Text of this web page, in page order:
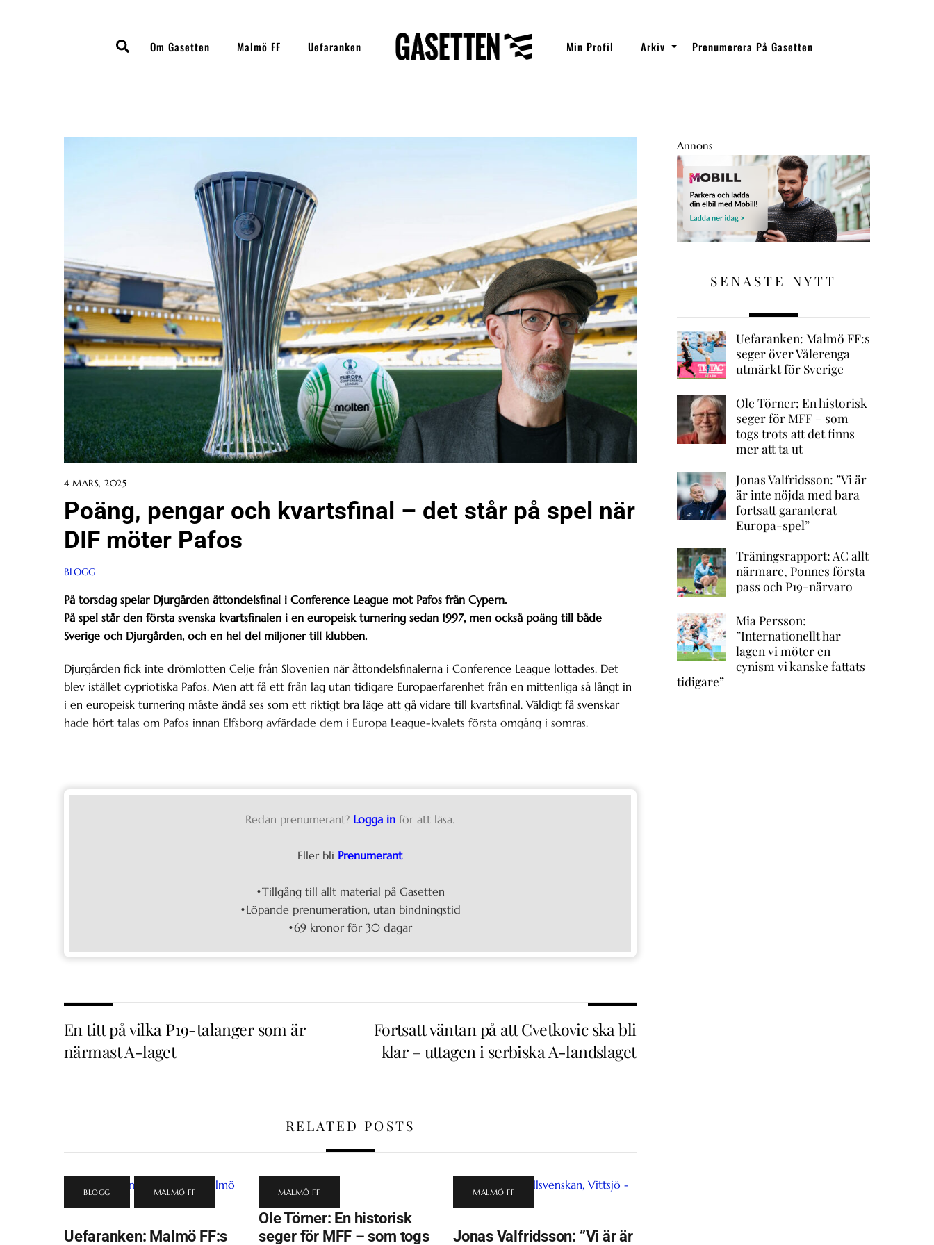
SearchOm Gasetten Malmö FF Uefaranken Min Profil Arkiv Prenumerera På Gasetten
4 MARS, 2025
Poäng, pengar och kvartsfinal – det står på spel när
DIF möter Pafos
BLOGG
På torsdag spelar Djurgården åttondelsfinal i Conference League mot Pafos från Cypern.
På spel står den första svenska kvartsfinalen i en europeisk turnering sedan 1997, men också poäng till både
Sverige och Djurgården, och en hel del miljoner till klubben.
Djurgården fick inte drömlotten Celje från Slovenien när åttondelsfinalerna i Conference League lottades. Det
blev istället cypriotiska Pafos. Men att få ett från lag utan tidigare Europaerfarenhet från en mittenliga så långt in
i en europeisk turnering måste ändå ses som ett riktigt bra läge att gå vidare till kvartsfinal. Väldigt få svenskar
hade hört talas om Pafos innan Elfsborg avfärdade dem i Europa League-kvalets första omgång i somras.
Redan prenumerant? Logga in för att läsa.
Eller bli Prenumerant
•Tillgång till allt material på Gasetten
•Löpande prenumeration, utan bindningstid
•69 kronor för 30 dagar
En titt på vilka P19-talanger som är
närmast A-laget
Fortsatt väntan på att Cvetkovic ska bli
klar – uttagen i serbiska A-landslaget
RELATED POSTS
BLOGG , MALMÖ FF
Uefaranken: Malmö FF:s
MALMÖ FF
Ole Törner: En historisk
seger för MFF – som togs
MALMÖ FF
Jonas Valfridsson: ”Vi är är
Annons
SENASTE NYTT
Uefaranken: Malmö FF:s
seger över Vålerenga
utmärkt för Sverige
Ole Törner: En historisk
seger för MFF – som
togs trots att det finns
mer att ta ut
Jonas Valfridsson: ”Vi är
är inte nöjda med bara
fortsatt garanterat
Europa-spel”
Träningsrapport: AC allt
närmare, Ponnes första
pass och P19-närvaro
Mia Persson:
”Internationellt har
lagen vi möter en
cynism vi kanske fattats
tidigare”